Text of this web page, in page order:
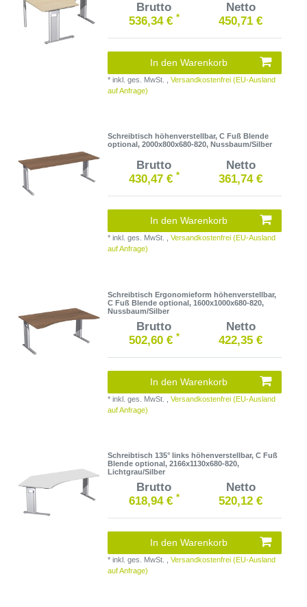
Brutto
Netto
536,34 € * 450,71 €
In den Warenkorb
*inkl. ges. MwSt. ,Versandkostenfrei (EU-Ausland
auf Anfrage)
Schreibtisch höhenverstellbar, C Fuß Blende
optional, 2000x800x680-820, Nussbaum/Silber
Brutto
Netto
430,47 € * 361,74 €
In den Warenkorb
*inkl. ges. MwSt. ,Versandkostenfrei (EU-Ausland
auf Anfrage)
Schreibtisch Ergonomieform höhenverstellbar,
C Fuß Blende optional, 1600x1000x680-820,
Nussbaum/Silber
Brutto
Netto
502,60 € * 422,35 €
In den Warenkorb
*inkl. ges. MwSt. ,Versandkostenfrei (EU-Ausland
auf Anfrage)
Schreibtisch 135° links höhenverstellbar, C Fuß
Blende optional, 2166x1130x680-820,
Lichtgrau/Silber
Brutto
Netto
618,94 € * 520,12 €
In den Warenkorb
*inkl. ges. MwSt. ,Versandkostenfrei (EU-Ausland
auf Anfrage)